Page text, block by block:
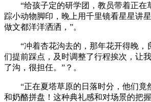
“给孩子定的研学团，教员带着正在
踪小动物脚印，晚上用千里镜看星星讲
做文都洋洋洒洒，”。
“冲着杏花沟去的，那年花开得晚，
们提前踩点，及时调整了行程挨次，让
了沟，很担任。”？。
“正在夏塔草原的日落时分，他们竟
和奶酪拼盘！这种典礼感和对场景的把